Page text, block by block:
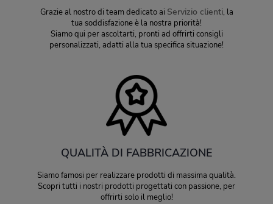
Grazie al nostro di team dedicato ai Servizio clienti, la
tua soddisfazione è la nostra priorità!
Siamo qui per ascoltarti, pronti ad offrirti consigli
personalizzati, adatti alla tua specifica situazione!
QUALITÀ DI FABBRICAZIONE
Siamo famosi per realizzare prodotti di massima qualità.
Scopri tutti i nostri prodotti progettati con passione, per
offrirti solo il meglio!